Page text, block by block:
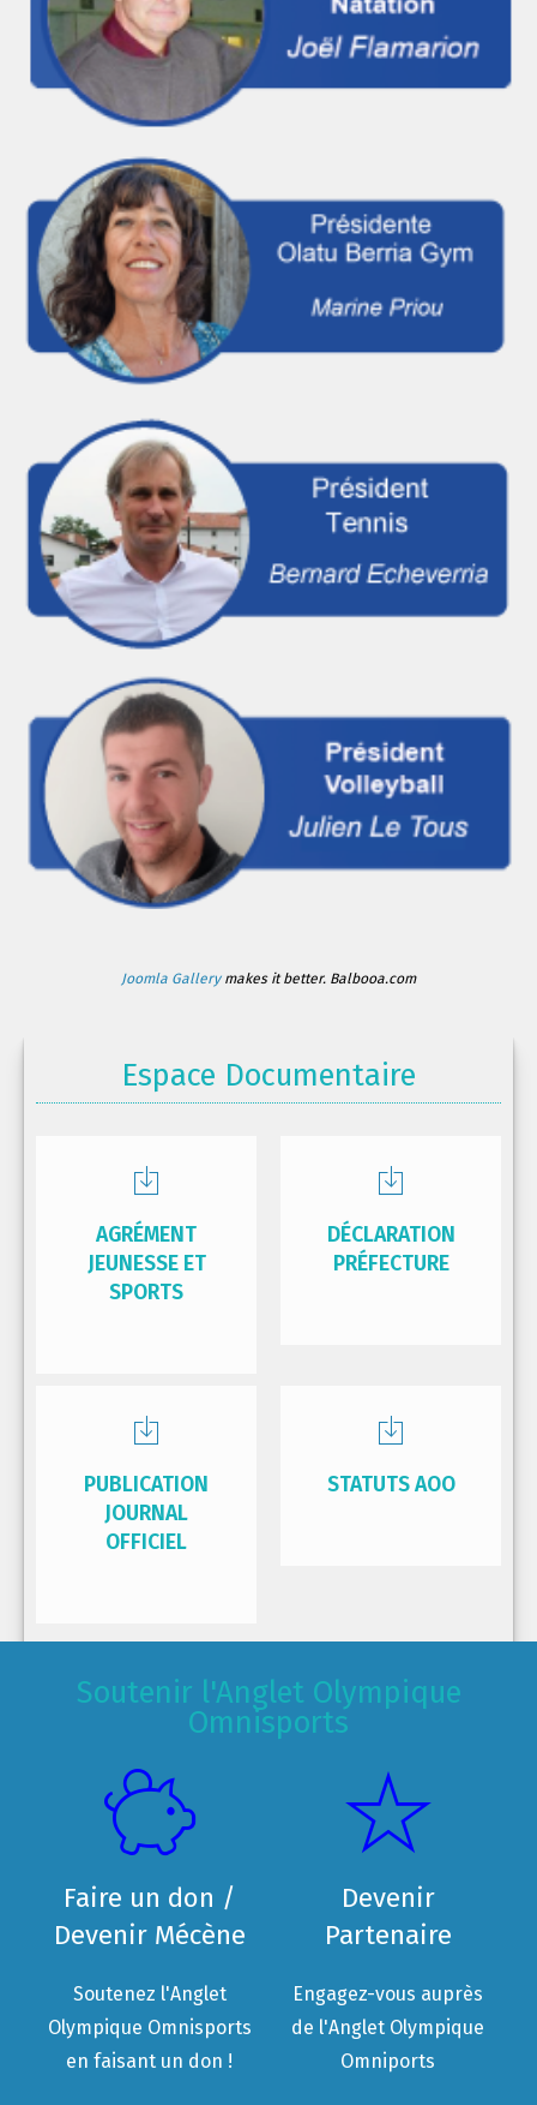
Joomla Gallerymakes it better. Balbooa.com
Espace Documentaire
AGRÉMENT
JEUNESSE ET
SPORTS
DÉCLARATION
PRÉFECTURE
PUBLICATION
JOURNAL
OFFICIEL
STATUTS AOO
Soutenir l'Anglet Olympique
Omnisports
Faire un don /
Devenir Mécène
Soutenez l'Anglet
Olympique Omnisports
en faisant un don !
Devenir
Partenaire
Engagez-vous auprès
de l'Anglet Olympique
Omniports